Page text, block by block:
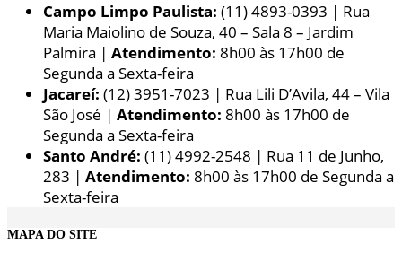
Campo Limpo Paulista: (11) 4893-0393 | Rua
Maria Maiolino de Souza, 40 – Sala 8 – Jardim
Palmira | Atendimento: 8h00 às 17h00 de
Segunda a Sexta-feira
Jacareí: (12) 3951-7023 | Rua Lili D’Avila, 44 – Vila
São José | Atendimento: 8h00 às 17h00 de
Segunda a Sexta-feira
Santo André: (11) 4992-2548 | Rua 11 de Junho,
283 | Atendimento: 8h00 às 17h00 de Segunda a
Sexta-feira
MAPA DO SITE